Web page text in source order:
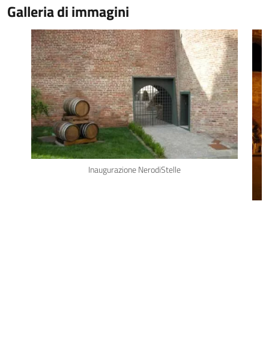
Galleria di immagini
Inaugurazione NerodiStelle